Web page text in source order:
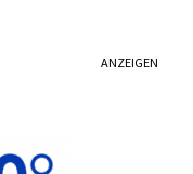
ANZEIGEN